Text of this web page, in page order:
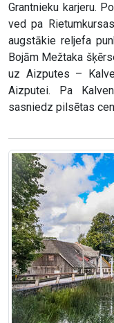
Grantnieku karjeru.
ved pa
augstākie reljefa
Bojām Mežtaka
uz Aizputes –
Aizputei. Pa
sasniedz pilsētas